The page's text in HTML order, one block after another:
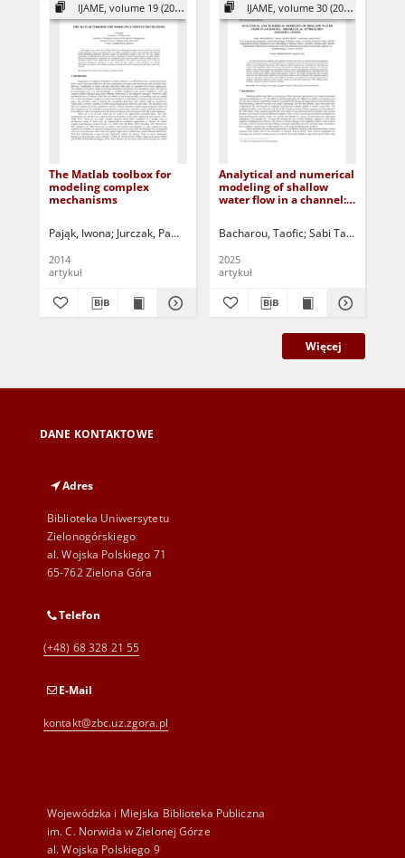
IJAME, volume 19 (2014)
The Matlab toolbox for
modeling complex
mechanisms
Pająk, Iwona Jurczak, Paweł - red.
2014
artykuł
IJAME, volume 30 (2025)
Analytical and numerical
modeling of shallow
water flow in a channel:
Bacharou, Taofic Sabi Takou, Daniel
2025
artykuł
Więcej
DANE KONTAKTOWE
Adres
Biblioteka Uniwersytetu
Zielonogórskiego
al. Wojska Polskiego 71
65-762 Zielona Góra
Telefon
(+48) 68 328 21 55
E-Mail
kontakt@zbc.uz.zgora.pl
Wojewódzka i Miejska Biblioteka Publiczna
im. C. Norwida w Zielonej Górze
al. Wojska Polskiego 9